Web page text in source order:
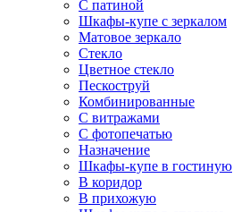
С патиной
Шкафы-купе с зеркалом
Матовое зеркало
Стекло
Цветное стекло
Пескоструй
Комбинированные
С витражами
С фотопечатью
Назначение
Шкафы-купе в гостиную
В коридор
В прихожую